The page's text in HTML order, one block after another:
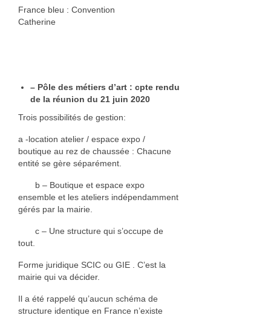
Fil et textile
Elisabeth Roux
Stefanie Wesle
Aurelia Westray
Bijoux
Atelier POIEMA
Bénédam Création
Cadet Or Création
Claude Vernet
France bleu : Convention
Catherine
– Pôle des métiers d’art : cpte rendu
de la réunion du 21 juin 2020
Trois possibilités de gestion:
a -location atelier / espace expo /
boutique au rez de chaussée : Chacune
entité se gère séparément.
b – Boutique et espace expo
ensemble et les ateliers indépendamment
gérés par la mairie.
c – Une structure qui s’occupe de
tout.
Forme juridique SCIC ou GIE . C’est la
mairie qui va décider.
Il a été rappelé qu’aucun schéma de
structure identique en France n’existe